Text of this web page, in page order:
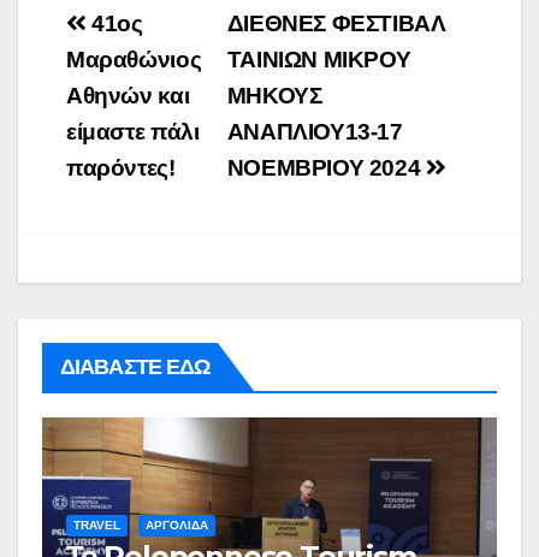
Post
navigation
ΔΙΕΘΝΕΣ ΦΕΣΤΙΒΑΛ
ΤΑΙΝΙΩΝ ΜΙΚΡΟΥ
ΜΗΚΟΥΣ
ΑΝΑΠΛΙΟΥ13-17
ΝΟΕΜΒΡΙΟΥ 2024
41ος
Μαραθώνιος
Αθηνών και
είμαστε πάλι
παρόντες!
ΔΙΑΒΑΣΤΕ ΕΔΩ
TRAVEL ΑΡΓΟΛΙΔΑ